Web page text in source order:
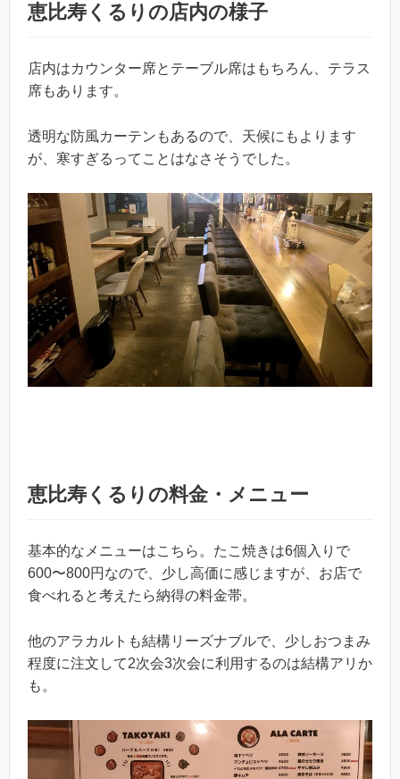
恵比寿くるりの店内の様子
店内はカウンター席とテーブル席はもちろん、テラス
席もあります。
透明な防風カーテンもあるので、天候にもよります
が、寒すぎるってことはなさそうでした。
恵比寿くるりの料金・メニュー
基本的なメニューはこちら。たこ焼きは6個入りで
600〜800円なので、少し高価に感じますが、お店で
食べれると考えたら納得の料金帯。
他のアラカルトも結構リーズナブルで、少しおつまみ
程度に注文して2次会3次会に利用するのは結構アリか
も。